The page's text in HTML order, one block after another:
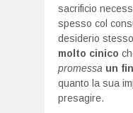
sacrificio
spesso col
desiderio
molto cinico
promessa un
quanto la sua
presagire.